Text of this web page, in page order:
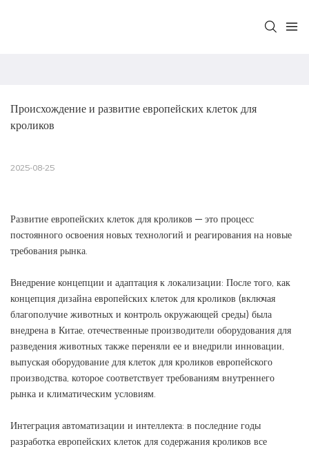
Происхождение и развитие европейских клеток для
кроликов
2025-08-25
Развитие европейских клеток для кроликов — это процесс
постоянного освоения новых технологий и реагирования на новые
требования рынка.
Внедрение концепции и адаптация к локализации: После того, как
концепция дизайна европейских клеток для кроликов (включая
благополучие животных и контроль окружающей среды) была
внедрена в Китае, отечественные производители оборудования для
разведения животных также переняли ее и внедрили инновации,
выпуская оборудование для клеток для кроликов европейского
производства, которое соответствует требованиям внутреннего
рынка и климатическим условиям.
Интеграция автоматизации и интеллекта: в последние годы
разработка европейских клеток для содержания кроликов все